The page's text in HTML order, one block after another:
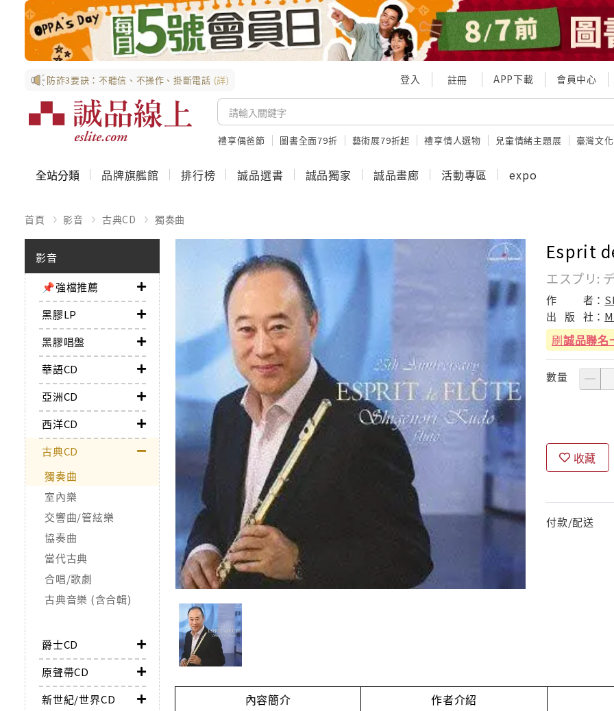
防詐3要訣：不聽信、不操作、掛斷電話 (詳) 登入 註冊 APP下載 會員中心
禮享偶爸節 圖書全面79折 藝術展79折起 禮享情人選物 兒童情緒主題展 臺灣文
全站分類 品牌旗艦館 排行榜 誠品選書 誠品獨家 誠品畫廊 活動專區 expo
首頁 影音 古典CD 獨奏曲
影音
📌強檔推薦
黑膠LP
黑膠唱盤
華語CD
亞洲CD
西洋CD
古典CD
獨奏曲
室內樂
交響曲/管絃樂
協奏曲
當代古典
合唱/歌劇
古典音樂 (含合輯)
爵士CD
原聲帶CD
新世紀/世界CD
Esprit
エスプリ:
作 者：
出
版 社：
刷誠品聯名
數量
收藏
付款/配送
內容簡介 作者介紹